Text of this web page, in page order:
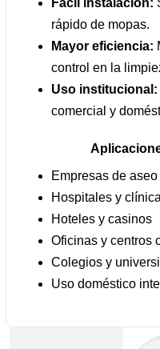
Fácil instalación:
rápido de mopas.
Mayor eficiencia:
control en la
Uso institucional:
comercial y
Empresas de aseo
Hospitales y
Hoteles y casinos
Oficinas y centros
Colegios y
Uso doméstico